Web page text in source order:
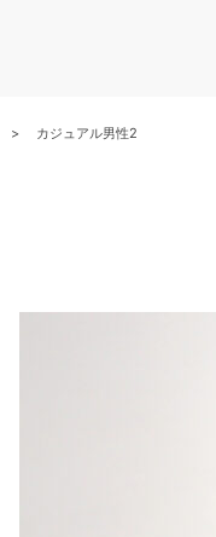
> カジュアル男性2